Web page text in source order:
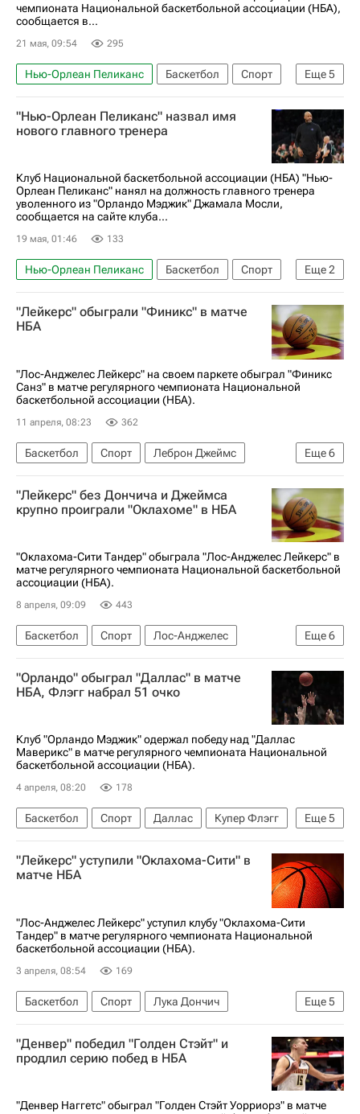
чемпионата Национальной баскетбольной ассоциации (НБА),
сообщается в...
21 мая, 09:54 295
Еще5
Нью-Орлеан Пеликанс Баскетбол
Спорт
Купер Флэгг
Егор Демин
Бруклин Нетс
Филадельфия Севенти Сиксерс
НБА
"Нью-Орлеан Пеликанс" назвал имя
нового главного тренера
Клуб Национальной баскетбольной ассоциации (НБА) "Нью-
Орлеан Пеликанс" нанял на должность главного тренера
уволенного из "Орландо Мэджик" Джамала Мосли,
сообщается на сайте клуба...
19 мая, 01:46 133
Еще2
Нью-Орлеан Пеликанс Баскетбол
Спорт
Орландо Мэджик
НБА
"Лейкерс" обыграли "Финикс" в матче
НБА
"Лос-Анджелес Лейкерс" на своем паркете обыграл "Финикс
Санз" в матче регулярного чемпионата Национальной
баскетбольной ассоциации (НБА).
11 апреля, 08:23 362
Еще6
Баскетбол Спорт
Леброн Джеймс
Лос-Анджелес
Крис Пол
Диллон Брукс
Лос-Анджелес Лейкерс
Атланта Хокс
"Лейкерс" без Дончича и Джеймса
крупно проиграли "Оклахоме" в НБА
"Оклахома-Сити Тандер" обыграла "Лос-Анджелес Лейкерс" в
матче регулярного чемпионата Национальной баскетбольной
ассоциации (НБА).
8 апреля, 09:09 443
Еще6
Баскетбол Спорт
Лос-Анджелес
Руи Хатимура
Оклахома-Сити Тандер
Вашингтон Уизардс
Лука Дончич
"Орландо" обыграл "Даллас" в матче
НБА, Флэгг набрал 51 очко
Клуб "Орландо Мэджик" одержал победу над "Даллас
Маверикс" в матче регулярного чемпионата Национальной
баскетбольной ассоциации (НБА).
4 апреля, 08:20 178
Еще5
Баскетбол Спорт Даллас
Купер Флэгг
Уэнделл Картер
Брэндон Дженнингс
Орландо Мэджик
"Лейкерс" уступили "Оклахома-Сити" в
матче НБА
"Лос-Анджелес Лейкерс" уступил клубу "Оклахома-Сити
Тандер" в матче регулярного чемпионата Национальной
баскетбольной ассоциации (НБА).
3 апреля, 08:54 169
Еще5
Баскетбол Спорт
Лука Дончич
Лос-Анджелес Лейкерс
НБА
Шэй Гилджес-Александер
"Денвер" победил "Голден Стэйт" и
продлил серию побед в НБА
"Денвер Наггетс" обыграл "Голден Стэйт Уорриорз" в матче